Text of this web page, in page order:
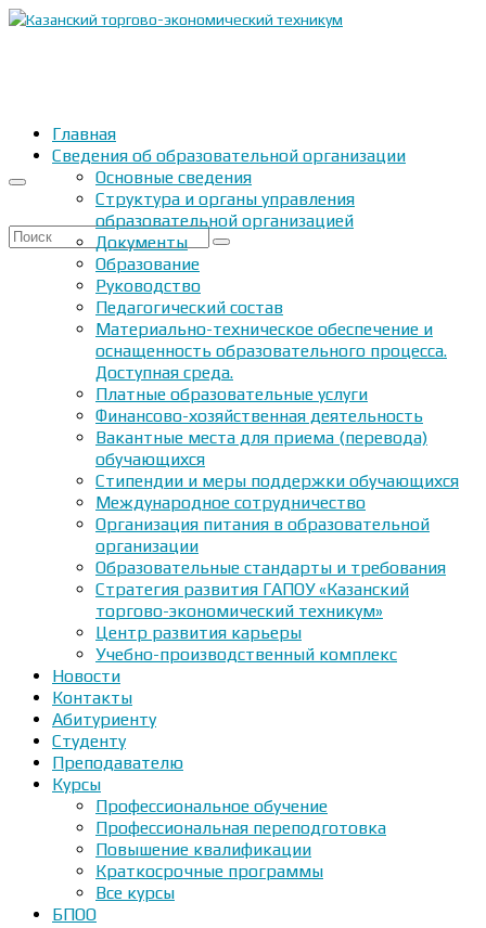
Искать:
Главная
Сведения об образовательной организации
Основные сведения
Структура и органы управления
образовательной организацией
Документы
Образование
Руководство
Педагогический состав
Материально-техническое обеспечение и
оснащенность образовательного процесса.
Доступная среда.
Платные образовательные услуги
Финансово-хозяйственная деятельность
Вакантные места для приема (перевода)
обучающихся
Стипендии и меры поддержки обучающихся
Международное сотрудничество
Организация питания в образовательной
организации
Образовательные стандарты и требования
Стратегия развития ГАПОУ «Казанский
торгово-экономический техникум»
Центр развития карьеры
Учебно-производственный комплекс
Новости
Контакты
Абитуриенту
Студенту
Преподавателю
Курсы
Профессиональное обучение
Профессиональная переподготовка
Повышение квалификации
Краткосрочные программы
Все курсы
БПОО